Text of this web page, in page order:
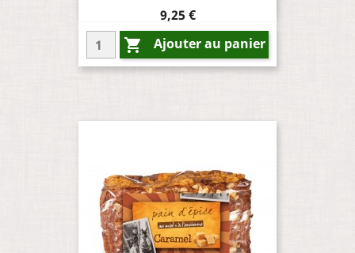
Prix
9,25 €
 Ajouter au panier